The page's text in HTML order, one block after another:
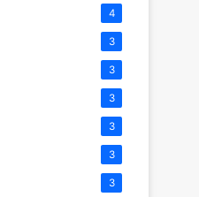
4
3
3
3
3
3
3